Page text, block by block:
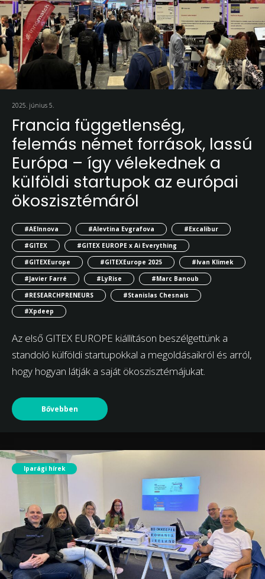
2025. június 5.
Francia függetlenség,
felemás német források, lassú
Európa – így vélekednek a
külföldi startupok az európai
ökoszisztémáról
#AEInnova #Alevtina Evgrafova
#Excalibur
#GITEX
#GITEX EUROPE x Ai Everything
#GITEXEurope
#GITEXEurope 2025
#Ivan Klimek
#Javier Farré
#LyRise
#Marc Banoub
#RESEARCHPRENEURS
#Stanislas Chesnais
#Xpdeep
Az első GITEX EUROPE kiállításon beszélgettünk a
standoló külföldi startupokkal a megoldásaikról és arról,
hogy hogyan látják a saját ökoszisztémájukat.
Bővebben
Iparági hírek